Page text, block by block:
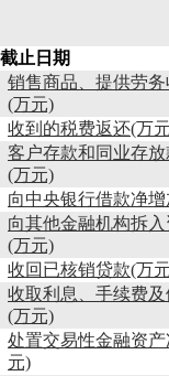
截止日期
销售商品、提供劳
(万元)
收到的税费返还(万
客户存款和同业存
(万元)
向中央银行借款净
向其他金融机构拆
(万元)
收回已核销贷款(万
收取利息、手续费
(万元)
处置交易性金融资
元)